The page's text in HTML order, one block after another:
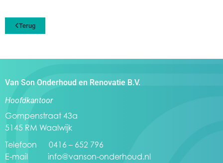
Terug
Van Son Onderhoud en Renovatie B.V.
Hoofdkantoor
Gompenstraat 43a
5145 RM Waalwijk
Telefoon 0416 – 652 796
E-mail info@vanson-onderhoud.nl